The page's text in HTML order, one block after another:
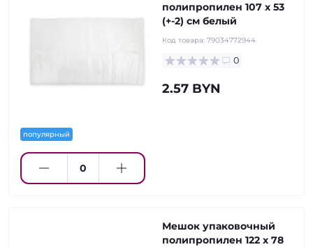
популярный
полипропилен 107 x 53
(+-2) см белый
Код товара: 79034772944
0
2.57 BYN
Мешок упаковочный
полипропилен 122 x 78